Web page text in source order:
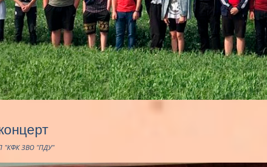
"КФК ЗВО "ПДУ"